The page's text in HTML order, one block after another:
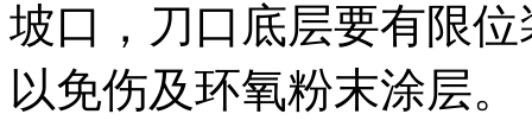
坡口，刀口底层要有限
以免伤及环氧粉末涂层。